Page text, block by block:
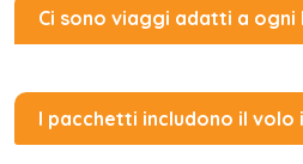
Ci sono viaggi adatti a ogni
I pacchetti includono il volo